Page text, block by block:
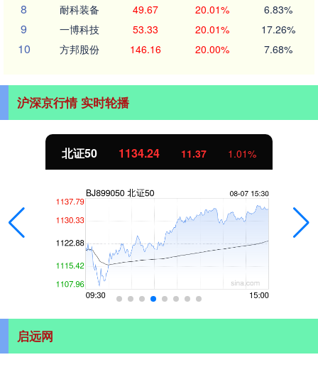
8 耐科装备 49.67 20.01% 6.83%
9 一博科技 53.33 20.01% 17.26%
10 方邦股份 146.16 20.00% 7.68%
沪深京行情 实时轮播
北证50 1134.24 11.37 1.01%
启远网